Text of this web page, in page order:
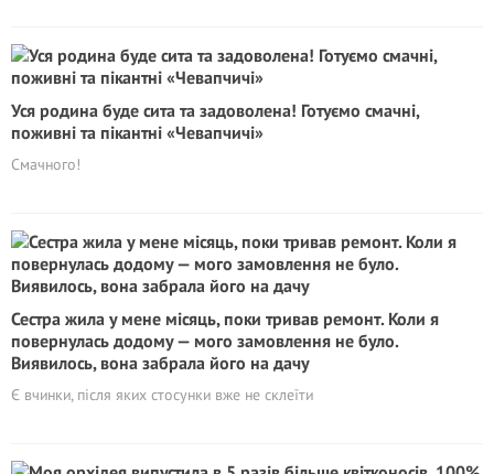
Уся родина буде сита та задоволена! Готуємо смачні,
поживні та пікантні «Чевапчичі»
Смачного!
Сестра жила у мене місяць, поки тривав ремонт. Коли я
повернулась додому — мого замовлення не було.
Виявилось, вона забрала його на дачу
Є вчинки, після яких стосунки вже не склеїти